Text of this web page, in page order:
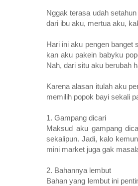
Nggak terasa udah
dari ibu aku, mertua aku,
Hari ini aku pengen banget
kan aku pakein babyku
Nah, dari situ aku berubah
Karena alasan itulah aku
memilih popok bayi sekali
1. Gampang dicari
Maksud aku gampang
sekalipun. Jadi, kalo
mini market juga gak
2. Bahannya lembut
Bahan yang lembut ini